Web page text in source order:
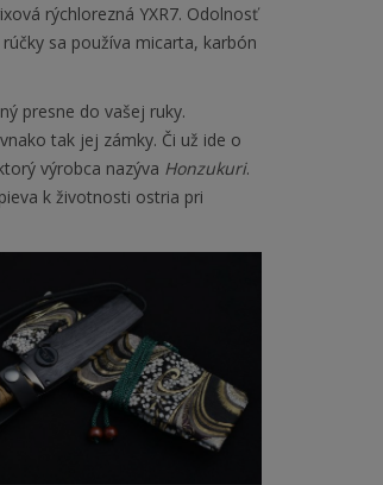
rýchlorezná YXR7. Odolnosť
sa používa micarta, karbón
presne do vašej ruky.
tak jej zámky. Či už ide o
výrobca nazýva Honzukuri.
k životnosti ostria pri